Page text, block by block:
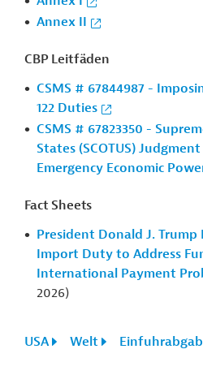
Annex II
CBP Leitfäden
CSMS # 67844987 -
122 Duties
CSMS # 67823350 -
States (SCOTUS)
Emergency Economic
Fact Sheets
President Donald J. Trump
Import Duty to Address
International Payment
2026)
USA Welt